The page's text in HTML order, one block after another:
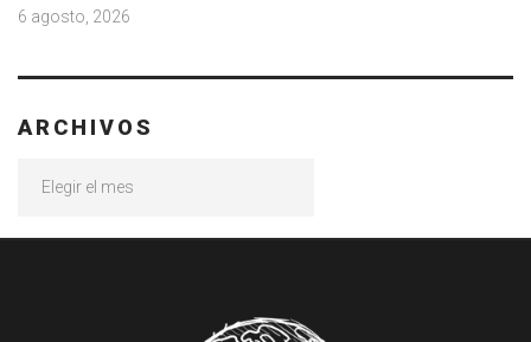
6 agosto, 2026
ARCHIVOS